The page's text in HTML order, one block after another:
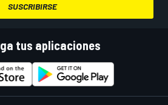
SUSCRIBIRSE
tus aplicaciones